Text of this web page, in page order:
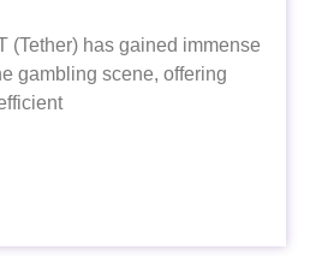
(Tether) has gained immense
gambling scene, offering